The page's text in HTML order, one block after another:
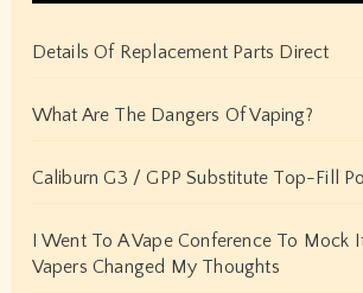
Details Of Replacement Parts Direct
What Are The Dangers Of Vaping?
Caliburn G3 / GPP Substitute Top-Fill
I Went To A Vape Conference To Mock
Vapers Changed My Thoughts